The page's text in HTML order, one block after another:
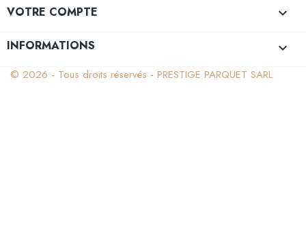
VOTRE COMPTE 
INFORMATIONS keyboard_arrow_down
© 2026 - Tous droits réservés - PRESTIGE PARQUET SARL